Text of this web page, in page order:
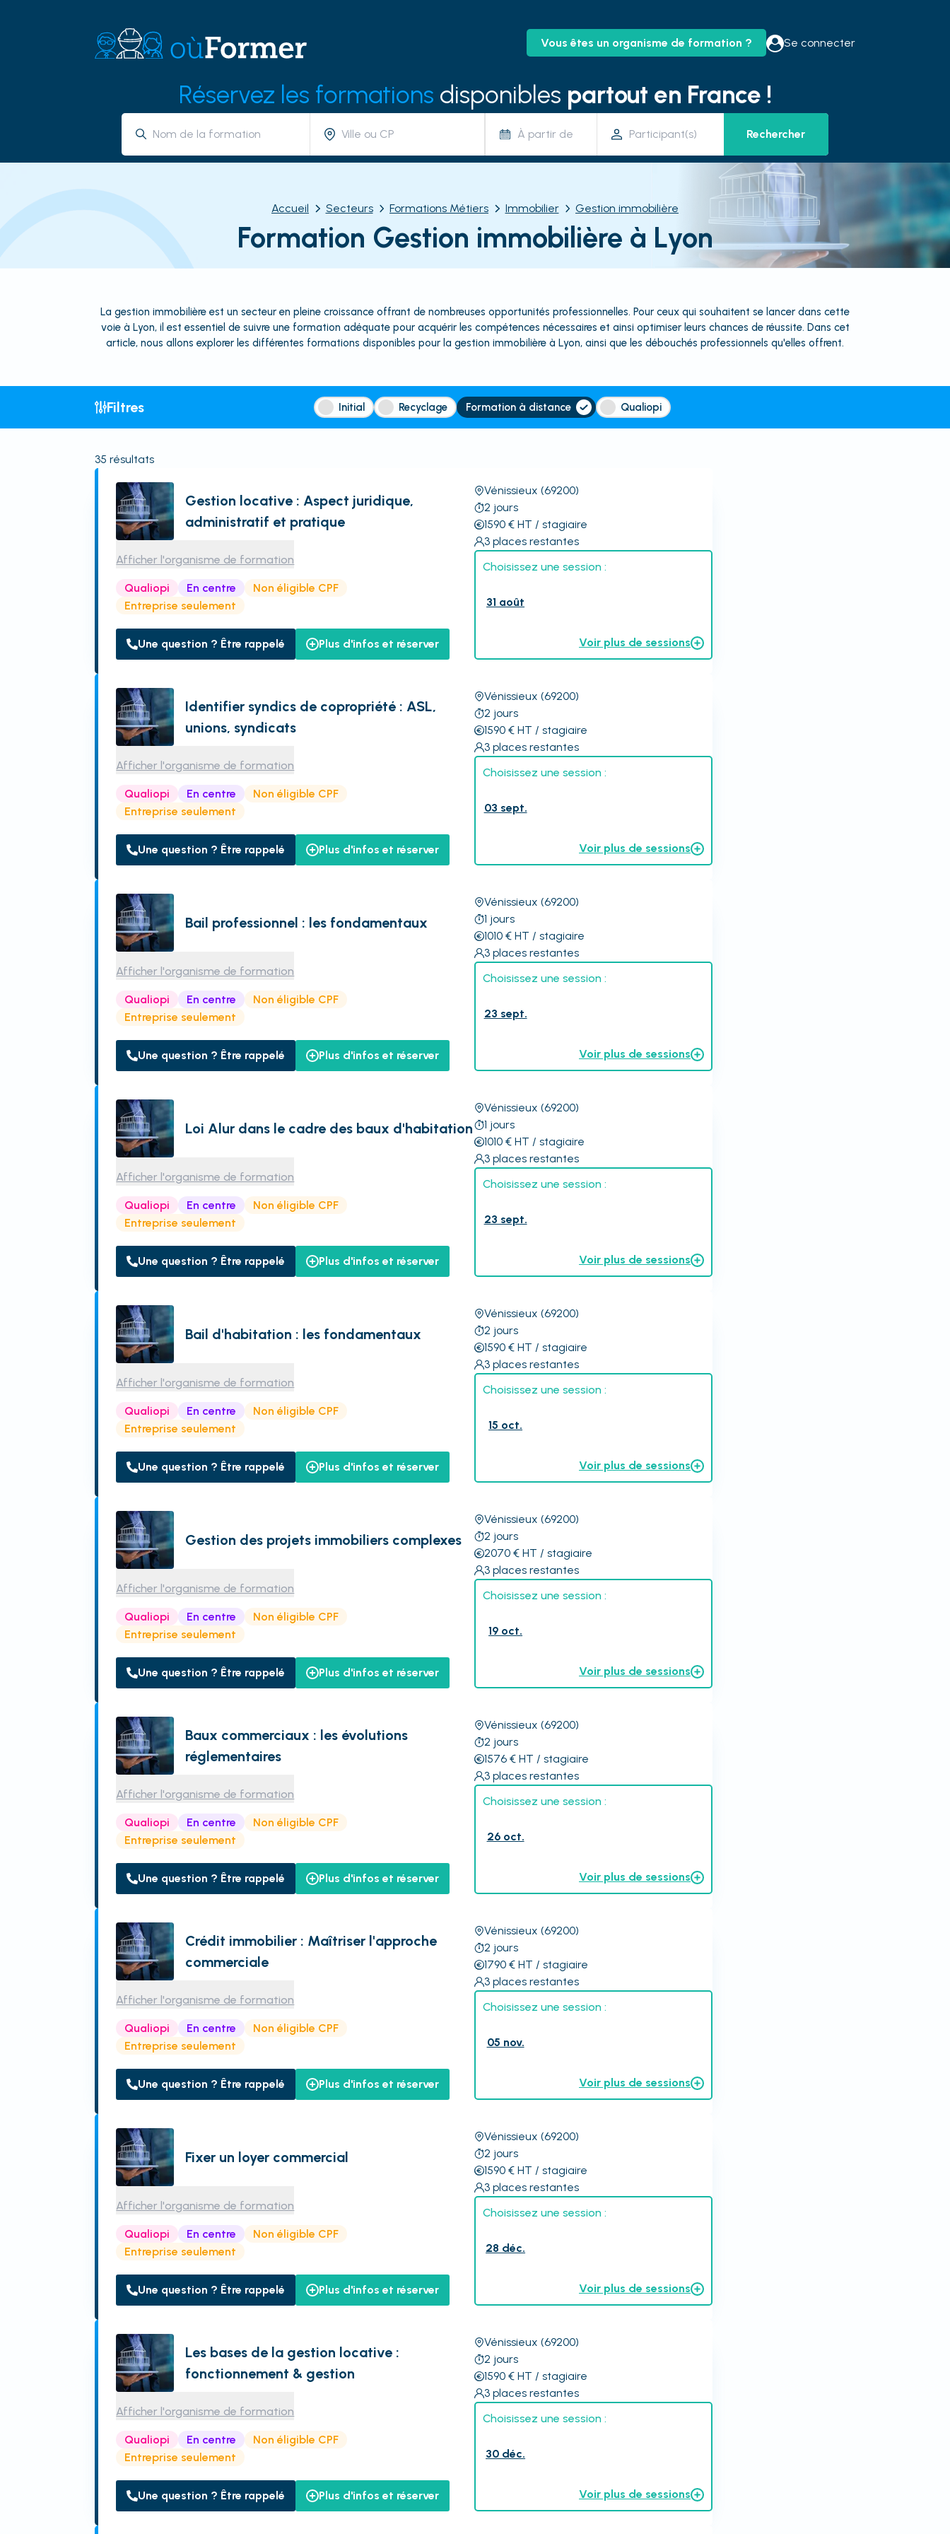
Vous êtes un organisme de formation ? Se connecter
Réservez les formations disponibles partout en France !
À partir de Rechercher
Accueil Secteurs Formations Métiers Immobilier Gestion immobilière
Formation Gestion immobilière à Lyon
La gestion immobilière est un secteur en pleine croissance offrant de nombreuses opportunités professionnelles. Pour ceux qui souhaitent se lancer dans cette
voie à Lyon, il est essentiel de suivre une formation adéquate pour acquérir les compétences nécessaires et ainsi optimiser leurs chances de réussite. Dans cet
article, nous allons explorer les différentes formations disponibles pour la gestion immobilière à Lyon, ainsi que les débouchés professionnels qu'elles offrent.
Filtres Initial Recyclage Formation à distance Qualiopi
35 résultats
Gestion locative : Aspect juridique,
administratif et pratique
Afficher l'organisme de formation
Qualiopi En centre
Non éligible CPF
Entreprise seulement
Une question ? Être rappelé Plus d'infos et réserver
Vénissieux (69200)
2 jours
1590€ HT / stagiaire
3 places restantes
Choisissez une session :
31 août
Voir plus de sessions
Identifier syndics de copropriété : ASL,
unions, syndicats
Afficher l'organisme de formation
Qualiopi En centre
Non éligible CPF
Entreprise seulement
Une question ? Être rappelé Plus d'infos et réserver
Vénissieux (69200)
2 jours
1590€ HT / stagiaire
3 places restantes
Choisissez une session :
03 sept.
Voir plus de sessions
Bail professionnel : les fondamentaux
Afficher l'organisme de formation
Qualiopi En centre
Non éligible CPF
Entreprise seulement
Une question ? Être rappelé Plus d'infos et réserver
Vénissieux (69200)
1 jours
1010€ HT / stagiaire
3 places restantes
Choisissez une session :
23 sept.
Voir plus de sessions
Loi Alur dans le cadre des baux d'habitation
Afficher l'organisme de formation
Qualiopi En centre
Non éligible CPF
Entreprise seulement
Une question ? Être rappelé Plus d'infos et réserver
Vénissieux (69200)
1 jours
1010€ HT / stagiaire
3 places restantes
Choisissez une session :
23 sept.
Voir plus de sessions
Bail d'habitation : les fondamentaux
Afficher l'organisme de formation
Qualiopi En centre
Non éligible CPF
Entreprise seulement
Une question ? Être rappelé Plus d'infos et réserver
Vénissieux (69200)
2 jours
1590€ HT / stagiaire
3 places restantes
Choisissez une session :
15 oct.
Voir plus de sessions
Gestion des projets immobiliers complexes
Afficher l'organisme de formation
Qualiopi En centre
Non éligible CPF
Entreprise seulement
Une question ? Être rappelé Plus d'infos et réserver
Vénissieux (69200)
2 jours
2070€ HT / stagiaire
3 places restantes
Choisissez une session :
19 oct.
Voir plus de sessions
Baux commerciaux : les évolutions
réglementaires
Afficher l'organisme de formation
Qualiopi En centre
Non éligible CPF
Entreprise seulement
Une question ? Être rappelé Plus d'infos et réserver
Vénissieux (69200)
2 jours
1576€ HT / stagiaire
3 places restantes
Choisissez une session :
26 oct.
Voir plus de sessions
Crédit immobilier : Maîtriser l'approche
commerciale
Afficher l'organisme de formation
Qualiopi En centre
Non éligible CPF
Entreprise seulement
Une question ? Être rappelé Plus d'infos et réserver
Vénissieux (69200)
2 jours
1790€ HT / stagiaire
3 places restantes
Choisissez une session :
05 nov.
Voir plus de sessions
Fixer un loyer commercial
Afficher l'organisme de formation
Qualiopi En centre
Non éligible CPF
Entreprise seulement
Une question ? Être rappelé Plus d'infos et réserver
Vénissieux (69200)
2 jours
1590€ HT / stagiaire
3 places restantes
Choisissez une session :
28 déc.
Voir plus de sessions
Les bases de la gestion locative :
fonctionnement & gestion
Afficher l'organisme de formation
Qualiopi En centre
Non éligible CPF
Entreprise seulement
Une question ? Être rappelé Plus d'infos et réserver
Vénissieux (69200)
2 jours
1590€ HT / stagiaire
3 places restantes
Choisissez une session :
30 déc.
Voir plus de sessions